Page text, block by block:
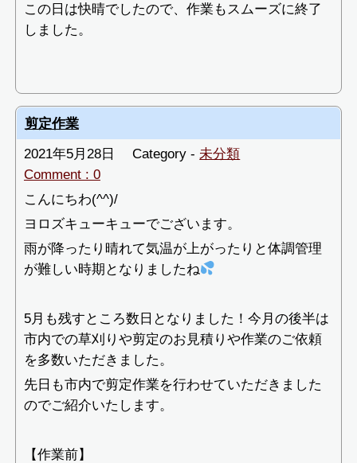
この日は快晴でしたので、作業もスムーズに終了
しました。
剪定作業
2021年5月28日
Category - 未分類
Comment : 0
こんにちわ(^^)/
ヨロズキューキューでございます。
雨が降ったり晴れて気温が上がったりと体調管理
が難しい時期となりましたね
5月も残すところ数日となりました！今月の後半は
市内での草刈りや剪定のお見積りや作業のご依頼
を多数いただきました。
先日も市内で剪定作業を行わせていただきました
のでご紹介いたします。
【作業前】